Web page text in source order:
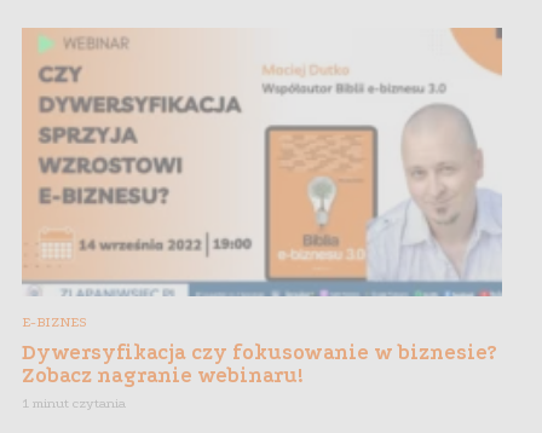
E-BIZNES
Dywersyfikacja czy fokusowanie w biznesie?
Zobacz nagranie webinaru!
1 minut czytania